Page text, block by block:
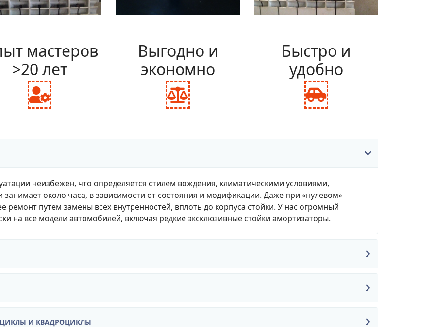
мастеров
>20 лет
fas
Выгодно и
экономно
fas
Быстро и
удобно
fas
неизбежен, что определяется стилем вождения, климатическими условиями,
около часа, в зависимости от состояния и модификации. Даже при «нулевом»
ремонт путем замены всех внутренностей, вплоть до корпуса стойки. У нас огромный
на все модели автомобилей, включая редкие эксклюзивные стойки амортизаторы.
И КВАДРОЦИКЛЫ